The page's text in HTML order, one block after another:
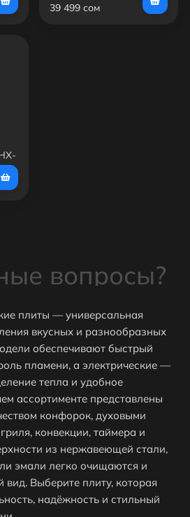
39 499 сом
вопросы?
товары в
электрические плиты?
товары в категории
плиты?
на товар или заказ?
плиты — универсальная
вкусных и разнообразных
обеспечивают быстрый
пламени, а электрические —
тепла и удобное
ассортименте представлены
конфорок, духовыми
конвекции, таймера и
из нержавеющей стали,
эмали легко очищаются и
вид. Выберите плиту, которая
надёжность и стильный